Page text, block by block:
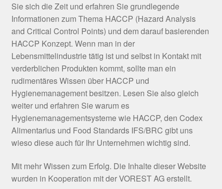
Sie sich die Zeit und erfahren Sie grundlegende
Informationen zum Thema HACCP (Hazard Analysis
and Critical Control Points) und dem darauf basierenden
HACCP Konzept. Wenn man in der
Lebensmittelindustrie tätig ist und selbst in Kontakt mit
verderblichen Produkten kommt, sollte man ein
rudimentäres Wissen über HACCP und
Hygienemanagement besitzen. Lesen Sie also gleich
weiter und erfahren Sie warum es
Hygienemanagementsysteme wie HACCP, den Codex
Alimentarius und Food Standards IFS/BRC gibt uns
wieso diese auch für Ihr Unternehmen wichtig sind.
Mit mehr Wissen zum Erfolg. Die Inhalte dieser Website
wurden in Kooperation mit der VOREST AG erstellt.